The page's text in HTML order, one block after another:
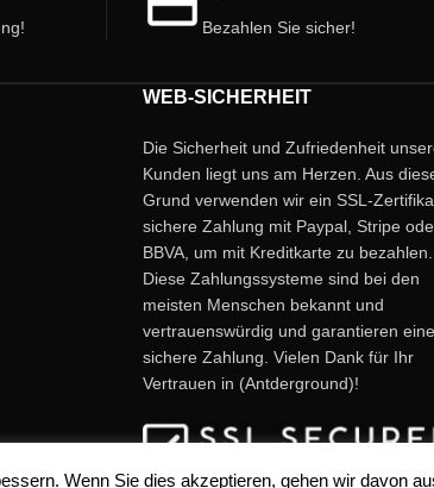
Bezahlen Sie sicher!
WEB-SICHERHEIT
Die Sicherheit und Zufriedenheit
Kunden liegt uns am Herzen. Aus
Grund verwenden wir ein SSL-
sichere Zahlung mit Paypal, Stripe
BBVA, um mit Kreditkarte zu bezahlen.
Diese Zahlungssysteme sind bei den
meisten Menschen bekannt und
vertrauenswürdig und garantieren eine
sichere Zahlung. Vielen Dank für Ihr
Vertrauen in (Antderground)!
Wenn Sie dies akzeptieren, gehen wir davon